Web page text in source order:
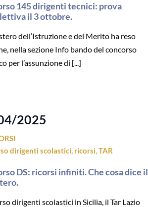
145 dirigenti tecnici: prova
il 3 ottobre.
dell’Istruzione e del Merito ha reso
nella sezione Info bando del concorso
per l’assunzione di [...]
2025
dirigenti scolastici, ricorsi,TAR
DS: ricorsi infiniti. Che cosa dice il
dirigenti scolastici in Sicilia, il Tar Lazio